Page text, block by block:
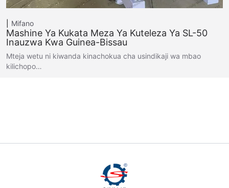
Mifano
Mashine Ya Kukata Meza Ya Kuteleza Ya SL-50
Inauzwa Kwa Guinea-Bissau
Mteja wetu ni kiwanda kinachokua cha usindikaji wa mbao
kilichopo…